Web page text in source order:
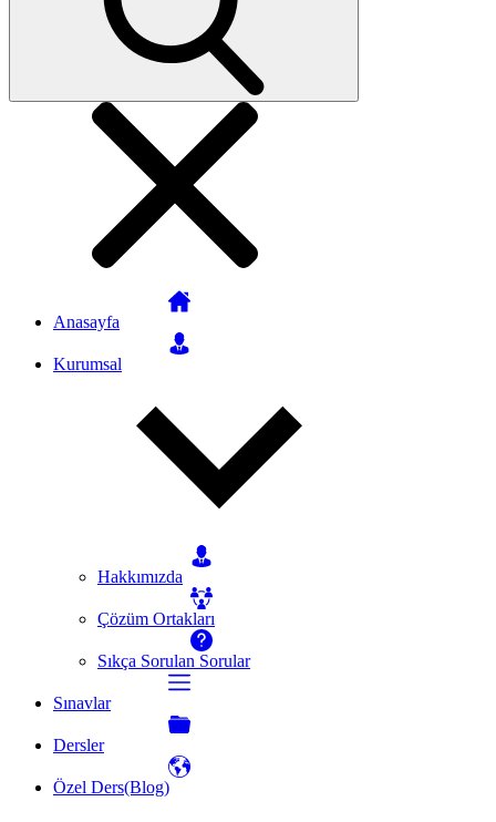
Anasayfa
Kurumsal
Hakkımızda
Çözüm Ortakları
Sıkça Sorulan Sorular
Sınavlar
Dersler
Özel Ders(Blog)